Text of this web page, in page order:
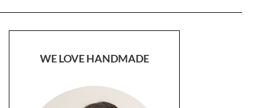
WE LOVE HANDMADE